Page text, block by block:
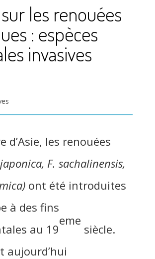
les renouées
: espèces
invasives
d’Asie, les renouées
F. sachalinensis,
ont été introduites
à des fins
au 19
eme
siècle.
aujourd’hui